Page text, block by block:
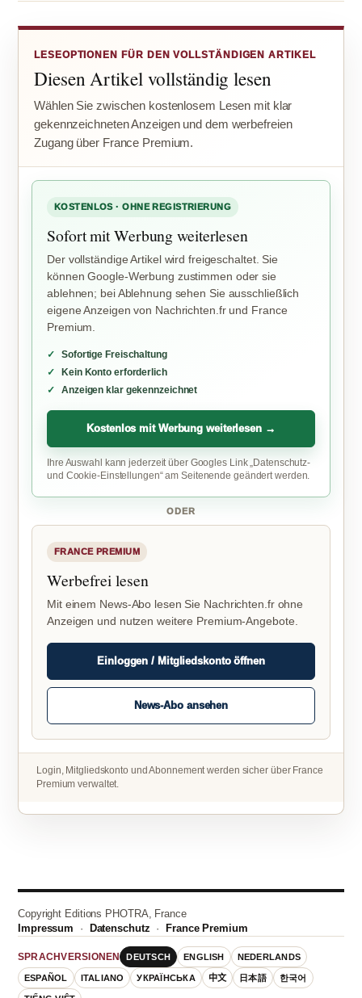
LESEOPTIONEN FÜR DEN VOLLSTÄNDIGEN ARTIKEL
Diesen Artikel vollständig lesen
Wählen Sie zwischen kostenlosem Lesen mit klar
gekennzeichneten Anzeigen und dem werbefreien
Zugang über France Premium.
KOSTENLOS · OHNE REGISTRIERUNG
Sofort mit Werbung weiterlesen
Der vollständige Artikel wird freigeschaltet. Sie
können Google-Werbung zustimmen oder sie
ablehnen; bei Ablehnung sehen Sie ausschließlich
eigene Anzeigen von Nachrichten.fr und France
Premium.
Sofortige Freischaltung
Kein Konto erforderlich
Anzeigen klar gekennzeichnet
Kostenlos mit Werbung weiterlesen →
Ihre Auswahl kann jederzeit über Googles Link „Datenschutz-
und Cookie-Einstellungen“ am Seitenende geändert werden.
ODER
FRANCE PREMIUM
Werbefrei lesen
Mit einem News-Abo lesen Sie Nachrichten.fr ohne
Anzeigen und nutzen weitere Premium-Angebote.
Einloggen / Mitgliedskonto öffnen
News-Abo ansehen
Login, Mitgliedskonto und Abonnement werden sicher über France
Premium verwaltet.
Copyright Editions PHOTRA, France
Impressum · Datenschutz · France Premium
SPRACHVERSIONEN DEUTSCH ENGLISH NEDERLANDS
ESPAÑOL ITALIANO УКРАЇНСЬКА 中文 日本語 한국어